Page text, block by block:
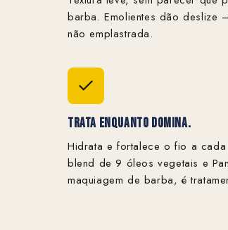
barba. Emolientes dão deslize
não emplastrada.
Trata Enquanto Domina.
Hidrata e fortalece o fio a
blend de 9 óleos vegetais e
maquiagem de barba, é